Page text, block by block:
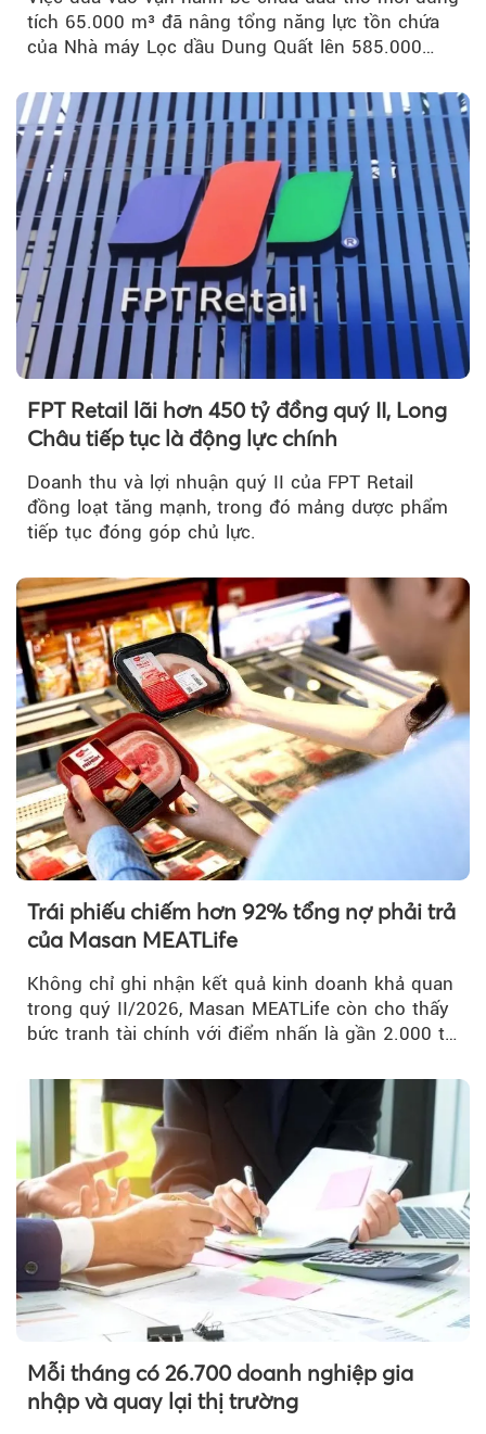
tích 65.000 m³ đã nâng tổng năng lực tồn chứa
của Nhà máy Lọc dầu Dung Quất lên 585.000
FPT Retail lãi hơn 450 tỷ đồng quý II, Long
Châu tiếp tục là động lực chính
Doanh thu và lợi nhuận quý II của FPT Retail
đồng loạt tăng mạnh, trong đó mảng dược phẩm
tiếp tục đóng góp chủ lực.
Trái phiếu chiếm hơn 92% tổng nợ phải trả
của Masan MEATLife
Không chỉ ghi nhận kết quả kinh doanh khả quan
trong quý II/2026, Masan MEATLife còn cho thấy
bức tranh tài chính với điểm nhấn là gần 2.000 tỷ
Mỗi tháng có 26.700 doanh nghiệp gia
nhập và quay lại thị trường